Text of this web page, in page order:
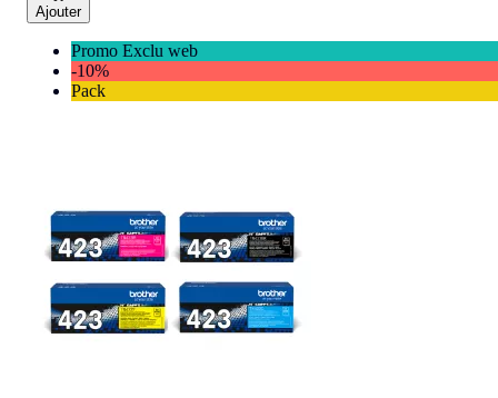
Ajouter
Promo Exclu web
-10%
Pack